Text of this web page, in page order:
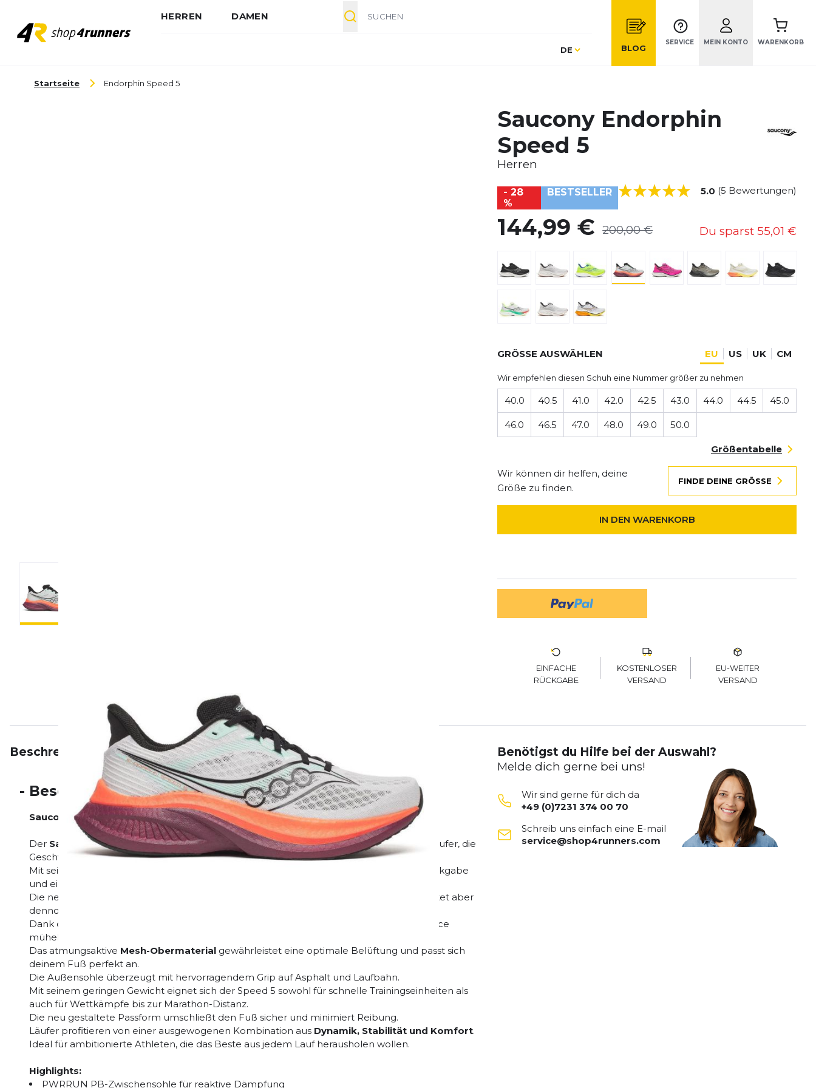
HERREN DAMEN
Sprache
DE BLOG
SERVICE MEIN KONTO WARENKORB
Startseite Endorphin Speed 5
Saucony Endorphin
Speed 5
Herren
- 28
%
BESTSELLER 5.0 (5 Bewertungen)
144,99 € 200,00 € Du sparst 55,01 €
GRÖSSE AUSWÄHLEN EU US UK CM
Wir empfehlen diesen Schuh eine Nummer größer zu nehmen
40.0 40.5 41.0 42.0 42.5 43.0 44.0 44.5 45.0
46.0 46.5 47.0 48.0 49.0 50.0
Größentabelle
Wir können dir helfen, deine
Größe zu finden.
FINDE DEINE GRÖSSE
IN DEN WARENKORB
EINFACHE
RÜCKGABE
KOSTENLOSER
VERSAND
EU-WEITER
VERSAND
Beschreibung EigenschaftenBewertungen
- Beschreibung
Saucony Endorphin Speed 5
Der Saucony Endorphin Speed 5ist der perfekte Trainings- und Wettkampfschuh für Läufer, die
Geschwindigkeit und Komfort gleichermaßen suchen.
Mit seiner innovativen
bietet er eine hervorragende Energierückgabe
und ein federndes Laufgefühl bei jedem Schritt.
Die neu entwickelte
sorgt für mehr Flexibilität als Carbon, bietet aber
dennoch spürbaren Vortrieb und Effizienz.
Dank der
wirst du sanft nach vorn gerollt und kannst deine Pace
mühelos halten.
Das atmungsaktive Mesh-Obermaterial gewährleistet eine optimale Belüftung und passt sich
deinem Fuß perfekt an.
Die Außensohle überzeugt mit hervorragendem Grip auf Asphalt und Laufbahn.
Mit seinem geringen Gewicht eignet sich der Speed 5 sowohl für schnelle Trainingseinheiten als
auch für Wettkämpfe bis zur Marathon-Distanz.
Die neu gestaltete Passform umschließt den Fuß sicher und minimiert Reibung.
Läufer profitieren von einer ausgewogenen Kombination aus Dynamik, Stabilität und Komfort.
Ideal für ambitionierte Athleten, die das Beste aus jedem Lauf herausholen wollen.
Highlights:
PWRRUN PB-Zwischensohle für reaktive Dämpfung
Benötigst du Hilfe bei der Auswahl?
Melde dich gerne bei uns!
Wir sind gerne für dich da
+49 (0)7231 374 00 70
Schreib uns einfach eine E-mail
service@shop4runners.com